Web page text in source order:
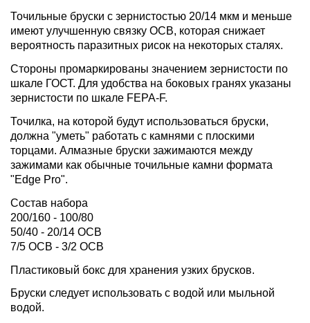
Точильные бруски с зернистостью 20/14 мкм и меньше
имеют улучшенную связку OCB, которая снижает
вероятность паразитных рисок на некоторых сталях.
Стороны промаркированы значением зернистости по
шкале ГОСТ. Для удобства на боковых гранях указаны
зернистости по шкале FEPA-F.
Точилка, на которой будут использоваться бруски,
должна "уметь" работать с камнями с плоскими
торцами. Алмазные бруски зажимаются между
зажимами как обычные точильные камни формата
"Edge Pro".
Состав набора
200/160 - 100/80
50/40 - 20/14 OCB
7/5 OCB - 3/2 OCB
Пластиковый бокс для хранения узких брусков.
Бруски следует использовать с водой или мыльной
водой.